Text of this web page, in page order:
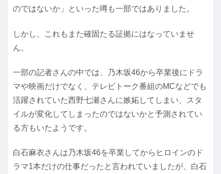
のではないか」といった噂も一部ではありました。
しかし、これもまた確固たる証拠にはなっていませ
ん。
一部の記者さんの中では、乃木坂46から卒業後にドラ
マや映画だけでなく、テレビトーク番組のMCなどでも
活躍されていた西野七瀬さんに嫉妬してしまい、スタ
イルが変化してしまったのではないかと予測されてい
る方もいたようです。
白石麻衣さんは乃木坂46を卒業してからヒロインのド
ラマ1本だけの仕事だったと言われていましたが、白石